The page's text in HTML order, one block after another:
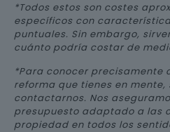
*Todos estos son costes
específicos con
puntuales. Sin embargo,
cuánto podría costar de
*Para conocer precisamente
reforma que tienes en
contactarnos. Nos
presupuesto adaptado a las
propiedad en todos los